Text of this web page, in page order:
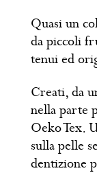
Quasi un
da piccoli
tenui ed
Creati, da
nella parte
Oeko Tex.
sulla pelle
dentizione